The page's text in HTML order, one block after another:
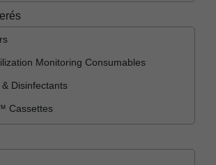
Monitoring Consumables
Disinfectants
Cassettes
Systems